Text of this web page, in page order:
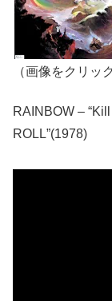
（画像をクリッ
RAINBOW –
ROLL”(1978)